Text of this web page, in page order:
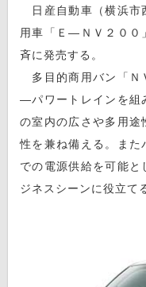
日産自動車（横浜市
用車「Ｅ―ＮＶ２００
斉に発売する。
多目的商用バン「Ｎ
―パワートレインを組
の室内の広さや多用途
性を兼ね備える。また
での電源供給を可能
ジネスシーンに役立て